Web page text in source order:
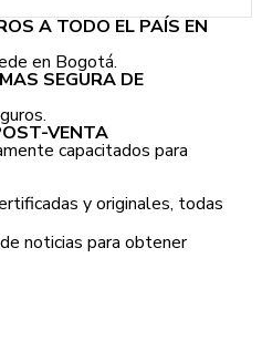
A TODO EL PAÍS EN
en Bogotá.
SEGURA DE
VENTA
capacitados para
y originales, todas
noticias para obtener